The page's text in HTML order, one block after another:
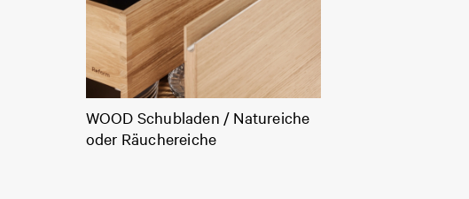
WOOD Schubladen / Natureiche
oder Räuchereiche